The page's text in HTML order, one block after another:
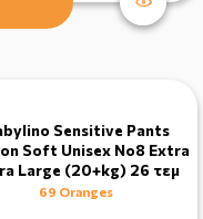
Sensitive Pants
Soft Unisex No8 Extra
Large (20+kg) 26 τεμ
69 Oranges